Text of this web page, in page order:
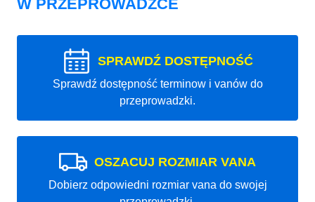
W PRZEPROWADZCE
SPRAWDŹ DOSTĘPNOŚĆ
Sprawdź dostępność terminow i vanów do
przeprowadzki.
OSZACUJ ROZMIAR VANA
Dobierz odpowiedni rozmiar vana do swojej